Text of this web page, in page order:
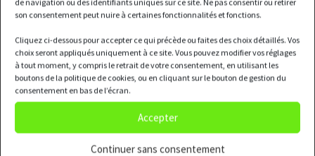
de navigation ou des identifiants uniques sur ce site. Ne pas consentir ou retirer
son consentement peut nuire à certaines fonctionnalités et fonctions.
Cliquez ci-dessous pour accepter ce qui précède ou faites des choix détaillés. Vos
choix seront appliqués uniquement à ce site. Vous pouvez modifier vos réglages
à tout moment, y compris le retrait de votre consentement, en utilisant les
boutons de la politique de cookies, ou en cliquant sur le bouton de gestion du
consentement en bas de l’écran.
Accepter
Continuer sans consentement